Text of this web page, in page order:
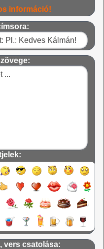
információ!
vers csatolása: